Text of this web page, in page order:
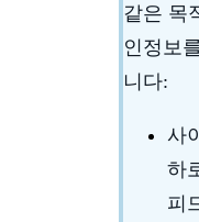
같은 목
인정보
니다:
사
하
피